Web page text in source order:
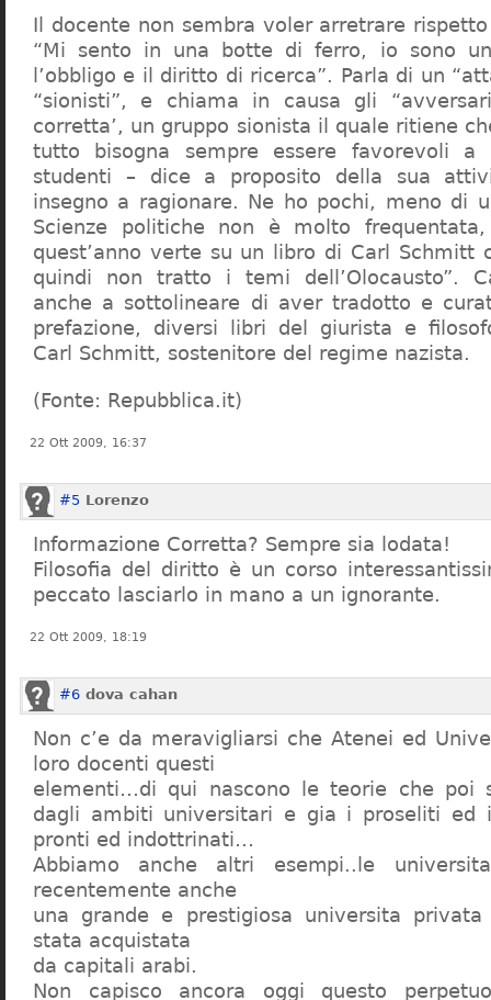
Il docente non sembra voler arretrare
“Mi sento in una botte di ferro, io sono
l’obbligo e il diritto di ricerca”. Parla di un
“sionisti”, e chiama in causa gli
corretta’, un gruppo sionista il quale ritiene
tutto bisogna sempre essere favorevoli a
studenti – dice a proposito della sua
insegno a ragionare. Ne ho pochi, meno di
Scienze politiche non è molto
quest’anno verte su un libro di Carl Schmitt
quindi non tratto i temi dell’Olocausto”.
anche a sottolineare di aver tradotto e
prefazione, diversi libri del giurista e
Carl Schmitt, sostenitore del regime nazista.
(Fonte: Repubblica.it)
22 Ott 2009, 16:37
#5 Lorenzo
Informazione Corretta? Sempre sia lodata!
Filosofia del diritto è un corso
peccato lasciarlo in mano a un ignorante.
22 Ott 2009, 18:19
#6 dova cahan
Non c’e da meravigliarsi che Atenei ed
loro docenti questi
elementi…di qui nascono le teorie che poi
dagli ambiti universitari e gia i proseliti ed
pronti ed indottrinati…
Abbiamo anche altri esempi..le
recentemente anche
una grande e prestigiosa universita
stata acquistata
da capitali arabi.
Non capisco ancora oggi questo